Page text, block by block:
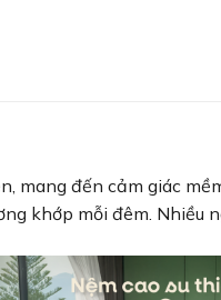
mang đến cảm giác
khớp mỗi đêm. Nhiều